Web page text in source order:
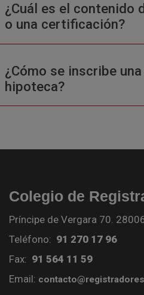
¿Cuál es el contenido
o una certificación?
¿Cómo se inscribe
hipoteca?
Colegio de
Príncipe de Vergara 70.
Teléfono: 91 270 17 96
Fax: 91 564 11 59
Email: